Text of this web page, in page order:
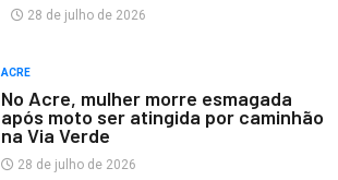
28 de julho de 2026
ACRE
No Acre, mulher morre esmagada
após moto ser atingida por caminhão
na Via Verde
28 de julho de 2026